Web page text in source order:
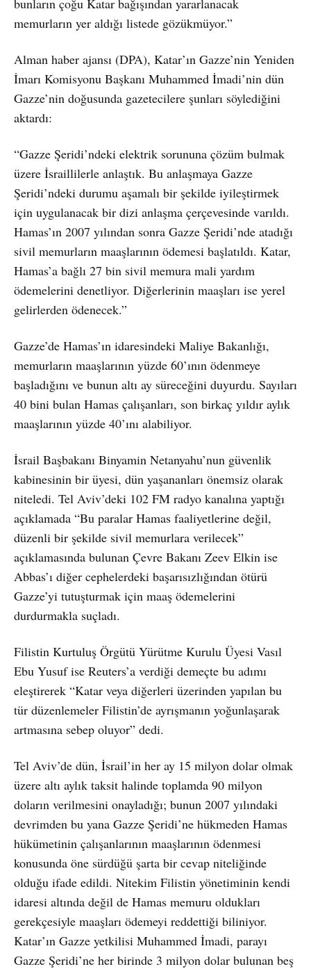
memurların yer aldığı listede gözükmüyor.”
Alman haber ajansı (DPA), Katar’ın Gazze’nin Yeniden
İmarı Komisyonu Başkanı Muhammed İmadi’nin dün
Gazze’nin doğusunda gazetecilere şunları söylediğini
aktardı:
“Gazze Şeridi’ndeki elektrik sorununa çözüm bulmak
üzere İsraillilerle anlaştık. Bu anlaşmaya Gazze
Şeridi’ndeki durumu aşamalı bir şekilde iyileştirmek
için uygulanacak bir dizi anlaşma çerçevesinde varıldı.
Hamas’ın 2007 yılından sonra Gazze Şeridi’nde atadığı
sivil memurların maaşlarının ödemesi başlatıldı. Katar,
Hamas’a bağlı 27 bin sivil memura mali yardım
ödemelerini denetliyor. Diğerlerinin maaşları ise yerel
gelirlerden ödenecek.”
Gazze’de Hamas’ın idaresindeki Maliye Bakanlığı,
memurların maaşlarının yüzde 60’ının ödenmeye
başladığını ve bunun altı ay süreceğini duyurdu. Sayıları
40 bini bulan Hamas çalışanları, son birkaç yıldır aylık
maaşlarının yüzde 40’ını alabiliyor.
İsrail Başbakanı Binyamin Netanyahu’nun güvenlik
kabinesinin bir üyesi, dün yaşananları önemsiz olarak
niteledi. Tel Aviv’deki 102 FM radyo kanalına yaptığı
açıklamada “Bu paralar Hamas faaliyetlerine değil,
düzenli bir şekilde sivil memurlara verilecek”
açıklamasında bulunan Çevre Bakanı Zeev Elkin ise
Abbas’ı diğer cephelerdeki başarısızlığından ötürü
Gazze’yi tutuşturmak için maaş ödemelerini
durdurmakla suçladı.
Filistin Kurtuluş Örgütü Yürütme Kurulu Üyesi Vasıl
Ebu Yusuf ise Reuters’a verdiği demeçte bu adımı
eleştirerek “Katar veya diğerleri üzerinden yapılan bu
tür düzenlemeler Filistin’de ayrışmanın yoğunlaşarak
artmasına sebep oluyor” dedi.
Tel Aviv’de dün, İsrail’in her ay 15 milyon dolar olmak
üzere altı aylık taksit halinde toplamda 90 milyon
doların verilmesini onayladığı; bunun 2007 yılındaki
devrimden bu yana Gazze Şeridi’ne hükmeden Hamas
hükümetinin çalışanlarının maaşlarının ödenmesi
konusunda öne sürdüğü şarta bir cevap niteliğinde
olduğu ifade edildi. Nitekim Filistin yönetiminin kendi
idaresi altında değil de Hamas memuru oldukları
gerekçesiyle maaşları ödemeyi reddettiği biliniyor.
Katar’ın Gazze yetkilisi Muhammed İmadi, parayı
Gazze Şeridi’ne her birinde 3 milyon dolar bulunan beş